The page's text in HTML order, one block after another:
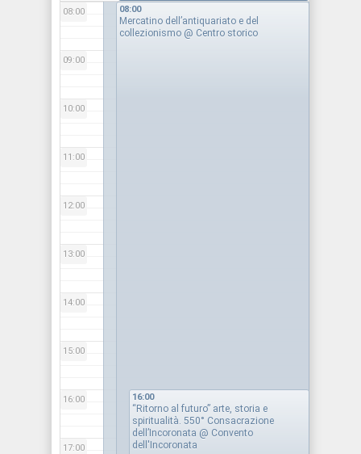
08:00
09:00
10:00
11:00
12:00
13:00
14:00
15:00
16:00
17:00
08:00
Mercatino dell’antiquariato e del
collezionismo @ Centro storico
16:00
“Ritorno al futuro” arte, storia e
spiritualità. 550° Consacrazione
dell’Incoronata @ Convento
dell'Incoronata